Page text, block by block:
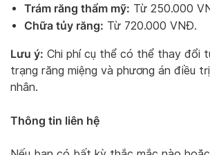
Trám răng thẩm mỹ: Từ 250.000
Chữa tủy răng: Từ 720.000 VNĐ.
Lưu ý: Chi phí cụ thể có thể thay đổi
trạng răng miệng và phương án điều
nhân.
Thông tin liên hệ